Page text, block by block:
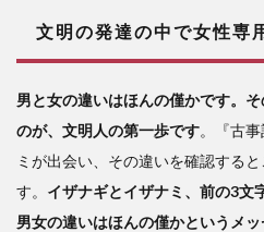
文明の発達の中で女性専
男と女の違いはほんの僅かです。
のが、文明人の第一歩です。『古
ミが出会い、その違いを確認する
す。 イザナギとイザナミ、前の3文
男女の違いはほんの僅かというメ